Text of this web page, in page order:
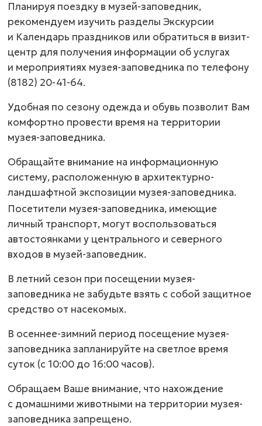
Планируя поездку в музей-заповедник,
рекомендуем изучить разделы Экскурсии
и Календарь праздников или обратиться в визит-
центр для получения информации об услугах
и мероприятиях музея-заповедника по телефону
(8182) 20-41-64.
Удобная по сезону одежда и обувь позволит Вам
комфортно провести время на территории
музея-заповедника.
Обращайте внимание на информационную
систему, расположенную в архитектурно-
ландшафтной экспозиции музея-заповедника.
Посетители музея-заповедника, имеющие
личный транспорт, могут воспользоваться
автостоянками у центрального и северного
входов в музей-заповедник.
В летний сезон при посещении музея-
заповедника не забудьте взять с собой защитное
средство от насекомых.
В осеннее-зимний период посещение музея-
заповедника запланируйте на светлое время
суток (с 10:00 до 16:00 часов).
Обращаем Ваше внимание, что нахождение
с домашними животными на территории музея-
заповедника запрещено.